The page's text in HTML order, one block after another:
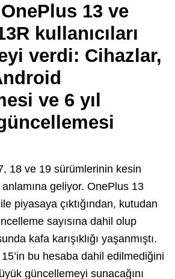
13 ve
kullanıcıları
verdi: Cihazlar,
ve 6 yıl
18 ve 19 sürümlerinin kesin
geliyor. OnePlus 13
piyasaya çıktığından, kutudan
sayısına dahil olup
kafa karışıklığı yaşanmıştı.
bu hesaba dahil edilmediğini
güncellemeyi sunacağını